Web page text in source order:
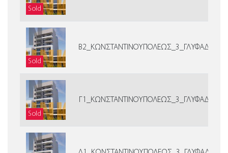
Sold
Sold
Β2_ΚΩΝΣΤΑΝΤΙΝΟΥΠΟΛΕΩΣ_3_ΓΛΥΦΑΔΑ
Sold
Γ1_ΚΩΝΣΤΑΝΤΙΝΟΥΠΟΛΕΩΣ_3_ΓΛΥΦΑΔΑ